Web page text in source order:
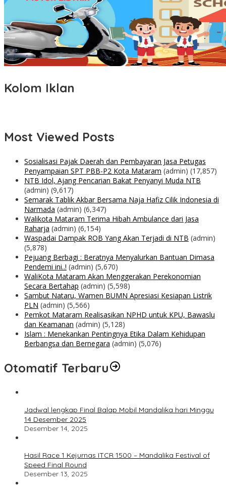
Kolom Iklan
Most Viewed Posts
Sosialisasi Pajak Daerah dan Pembayaran Jasa Petugas
Penyampaian SPT PBB-P2 Kota Mataram (admin) (17,857)
NTB Idol, Ajang Pencarian Bakat Penyanyi Muda NTB
(admin) (9,617)
Semarak Tablik Akbar Bersama Naja Hafiz Cilik Indonesia di
Narmada (admin) (6,347)
Walikota Mataram Terima Hibah Ambulance dari Jasa
Raharja (admin) (6,154)
Waspadai Dampak ROB Yang Akan Terjadi di NTB (admin)
(5,878)
Pejuang Berbagi : Beratnya Menyalurkan Bantuan Dimasa
Pendemi ini..! (admin) (5,670)
WaliKota Mataram Akan Menggerakan Perekonomian
Secara Bertahap (admin) (5,598)
Sambut Nataru, Wamen BUMN Apresiasi Kesiapan Listrik
PLN (admin) (5,566)
Pemkot Mataram Realisasikan NPHD untuk KPU, Bawaslu
dan Keamanan (admin) (5,128)
Islam : Menekankan Pentingnya Etika Dalam Kehidupan
Berbangsa dan Bernegara (admin) (5,076)
Otomatif Terbaru
Jadwal lengkap Final Balap Mobil Mandalika hari Minggu
14 Desember 2025
Desember 14, 2025
Hasil Race 1 Kejurnas ITCR 1500 – Mandalika Festival of
Speed Final Round
Desember 13, 2025